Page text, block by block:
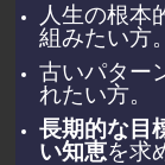
人生の根本
組みたい方。
古いパター
れたい方。
長期的な目
い知恵を求